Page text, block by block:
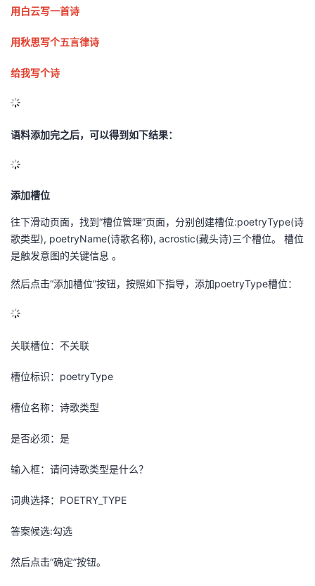
用白云写一首诗
用秋思写个五言律诗
给我写个诗
语料添加完之后，可以得到如下结果：
添加槽位
往下滑动页面，找到“槽位管理”页面，分别创建槽位:poetryType(诗
歌类型), poetryName(诗歌名称), acrostic(藏头诗)三个槽位。 槽位
是触发意图的关键信息 。
然后点击“添加槽位”按钮，按照如下指导，添加poetryType槽位：
关联槽位：不关联
槽位标识： poetryType
槽位名称：诗歌类型
是否必须：是
输入框：请问诗歌类型是什么？
词典选择：POETRY_TYPE
答案候选:勾选
然后点击“确定”按钮。